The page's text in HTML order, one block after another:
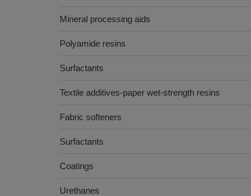
Mineral processing aids
Polyamide resins
Surfactants
Textile additives-paper wet-strength resins
Fabric softeners
Surfactants
Coatings
Urethanes